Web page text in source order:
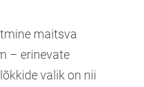
maitsva
– erinevate
valik on nii